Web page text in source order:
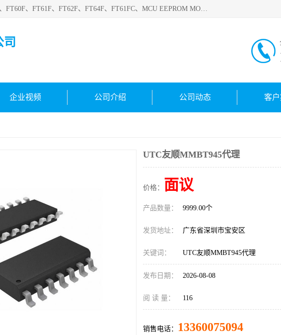
深圳悟芯电子科技有限公司目前主营的电子元器件型号FT32F、FT60F、FT61F、FT62F、FT64F、FT61FC、MCU EEPROM MOS LDO 稳压管 触摸IC DC-DC AC-DC 协议IC等，广泛应用于LED射灯、LED日光灯、等诸多领域。
企业视频 公司介绍 公司动态 客户
UTC友顺MMBT945代理
价格： 面议
产品数量： 9999.00个
发货地址： 广东省深圳市宝安区
关键词： UTC友顺MMBT945代理
发布日期： 2026-08-08
阅 读 量： 116
销售电话： 13360075094